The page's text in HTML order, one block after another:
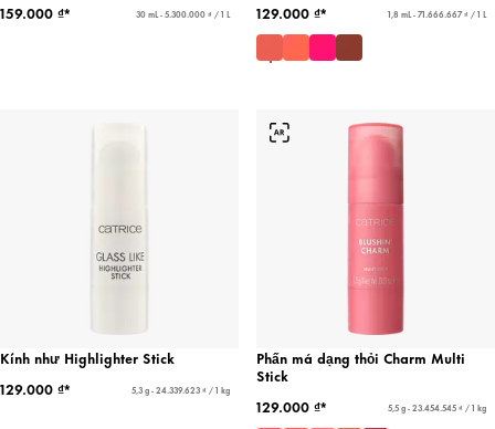
159.000 ₫*
30 mL - 5.300.000 ₫ / 1 L
129.000 ₫*
1,8 mL - 71.666.667 ₫ / 1 L
Kính như Highlighter Stick
129.000 ₫*
5,3 g - 24.339.623 ₫ / 1 kg
Phấn má dạng thỏi Charm Multi
Stick
129.000 ₫*
5,5 g - 23.454.545 ₫ / 1 kg